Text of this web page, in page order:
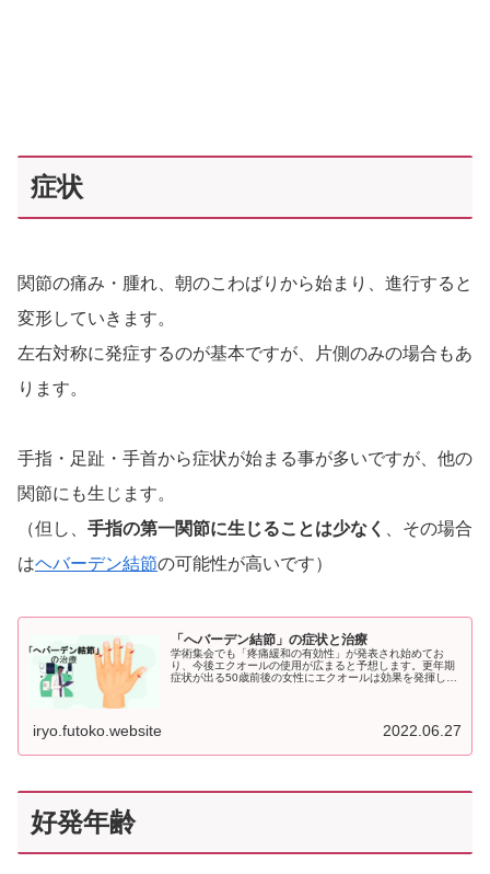
症状
関節の痛み・腫れ、朝のこわばりから始まり、進行すると
変形していきます。
左右対称に発症するのが基本ですが、片側のみの場合もあ
ります。
手指・足趾・手首から症状が始まる事が多いですが、他の
関節にも生じます。
（但し、 手指の第一関節に生じることは少なく
、その場合
はヘバーデン結節の可能性が高いです）
「へバーデン結節」の症状と治療
学術集会でも「疼痛緩和の有効性」が発表され始めてお
り、今後エクオールの使用が広まると予想します。更年期
症状が出る50歳前後の女性にエクオールは効果を発揮しや
iryo.futoko.website 2022.06.27
好発年齢